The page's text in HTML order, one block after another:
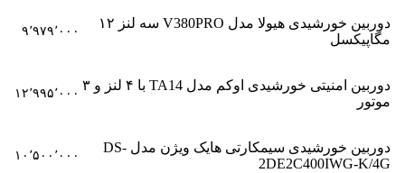
دوربین خورشیدی هیولا مدل V380PRO سه لنز ۱۲
مگاپیکسل
۹٬۹۷۹٬۰۰۰
دوربین امنیتی خورشیدی اوکم مدل TA14 با ۴ لنز و ۳
موتور
۱۲٬۹۹۵٬۰۰۰
دوربین خورشیدی سیمکارتی هایک ویژن مدل DS-
2DE2C400IWG-K/4G
۱۰٬۵۰۰٬۰۰۰